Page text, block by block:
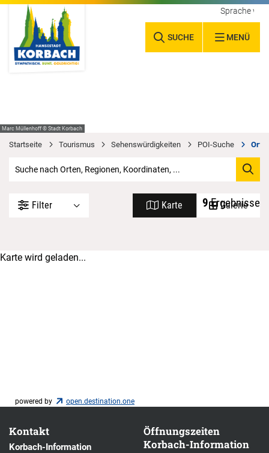
SUCHE MENÜ
Sprache
Marc Müllenhoff © Stadt Korbach
Startseite Tourismus Sehenswürdigkeiten POI-Suche Orte
Filter Karte Galerie
9Ergebnisse
Karte wird geladen...
powered by open.destination.one
Kontakt
Korbach-Information
Öffnungszeiten
Korbach-Information